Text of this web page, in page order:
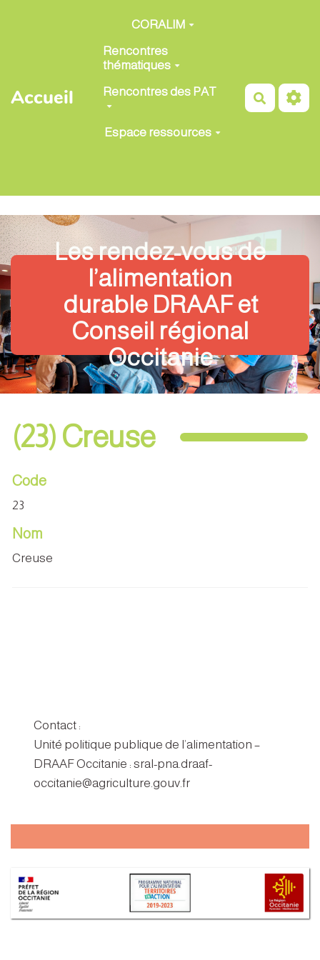
Aller au contenu principal
Accueil
CORALIM
Rencontres
thématiques
Rencontres des PAT
Espace ressources
Les rendez-vous de
l’alimentation
durable DRAAF et
Conseil régional
Occitanie
(23) Creuse
Code
23
Nom
Creuse
Contact :
Unité politique publique de l’alimentation –
DRAAF Occitanie : sral-pna.draaf-
occitanie@agriculture.gouv.fr